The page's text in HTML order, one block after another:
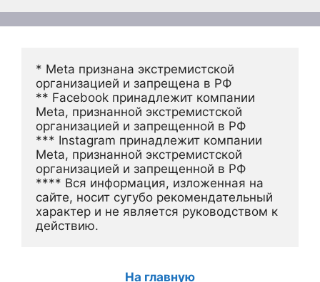
* Meta признана экстремистской
организацией и запрещена в РФ
** Facebook принадлежит компании
Meta, признанной экстремистской
организацией и запрещенной в РФ
*** Instagram принадлежит компании
Meta, признанной экстремистской
организацией и запрещенной в РФ
**** Вся информация, изложенная на
сайте, носит сугубо рекомендательный
характер и не является руководством к
действию.
На главную